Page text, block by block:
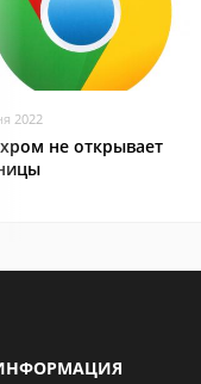
2022
не открывает